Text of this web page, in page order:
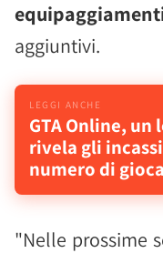
aggiuntivi.
GTA Online, un
rivela gli
numero di
"Nelle prossime